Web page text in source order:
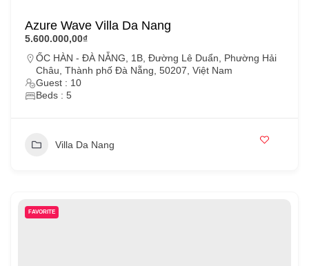
Azure Wave Villa Da Nang
5.600.000,00₫
ỐC HÀN - ĐÀ NẴNG, 1B, Đường Lê Duẩn, Phường Hải
Châu, Thành phố Đà Nẵng, 50207, Việt Nam
Guest : 10
Beds : 5
Villa Da Nang
FAVORITE